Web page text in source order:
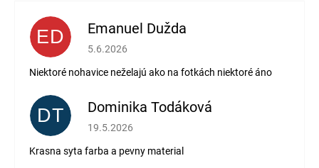
ED Emanuel Dužda
Hodnotenie obchodu je 2 z 5 hviezdičiek.
5.6.2026
Niektoré nohavice neželajú ako na fotkách niektoré áno
DT Dominika Todáková
Hodnotenie obchodu je 5 z 5 hviezdičiek.
19.5.2026
Krasna syta farba a pevny material